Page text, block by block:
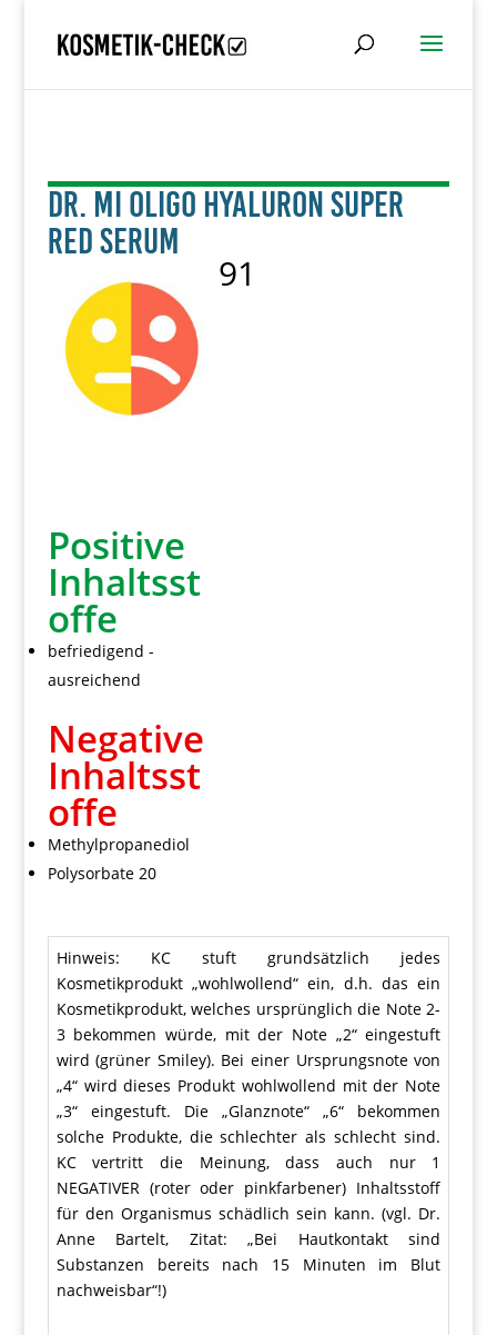
Dr. MI Oligo Hyaluron Super
Red Serum
91
Positive
Inhaltsst
offe
befriedigend -
ausreichend
Negative
Inhaltsst
offe
Methylpropanediol
Polysorbate 20
Hinweis: KC stuft grundsätzlich jedes
Kosmetikprodukt „wohlwollend“ ein, d.h. das ein
Kosmetikprodukt, welches ursprünglich die Note 2-
3 bekommen würde, mit der Note „2“ eingestuft
wird (grüner Smiley). Bei einer Ursprungsnote von
„4“ wird dieses Produkt wohlwollend mit der Note
„3“ eingestuft. Die „Glanznote“ „6“ bekommen
solche Produkte, die schlechter als schlecht sind.
KC vertritt die Meinung, dass auch nur 1
NEGATIVER (roter oder pinkfarbener) Inhaltsstoff
für den Organismus schädlich sein kann. (vgl. Dr.
Anne Bartelt, Zitat: „Bei Hautkontakt sind
Substanzen bereits nach 15 Minuten im Blut
nachweisbar“!)